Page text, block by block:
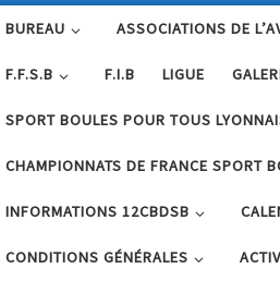
BUREAU ASSOCIATIONS DE
F.F.S.B F.I.B LIGUE
SPORT BOULES POUR TOUS
CHAMPIONNATS DE FRANCE SPORT
INFORMATIONS 12CBDSB
CONDITIONS GÉNÉRALES